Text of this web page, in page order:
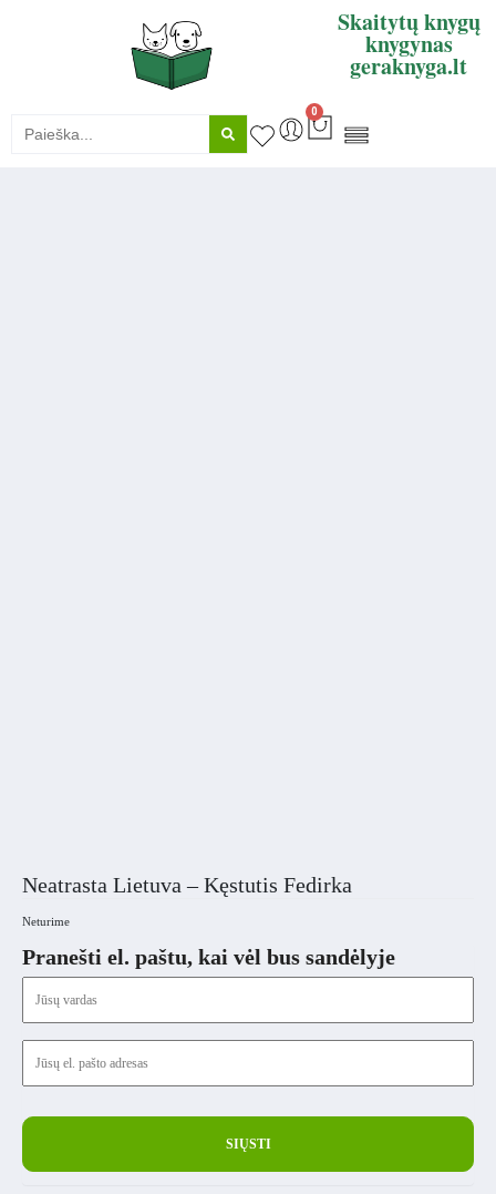
Skaitytų knygų
knygynas
geraknyga.lt
0
Neatrasta Lietuva – Kęstutis Fedirka
Neturime
Pranešti el. paštu, kai vėl bus sandėlyje